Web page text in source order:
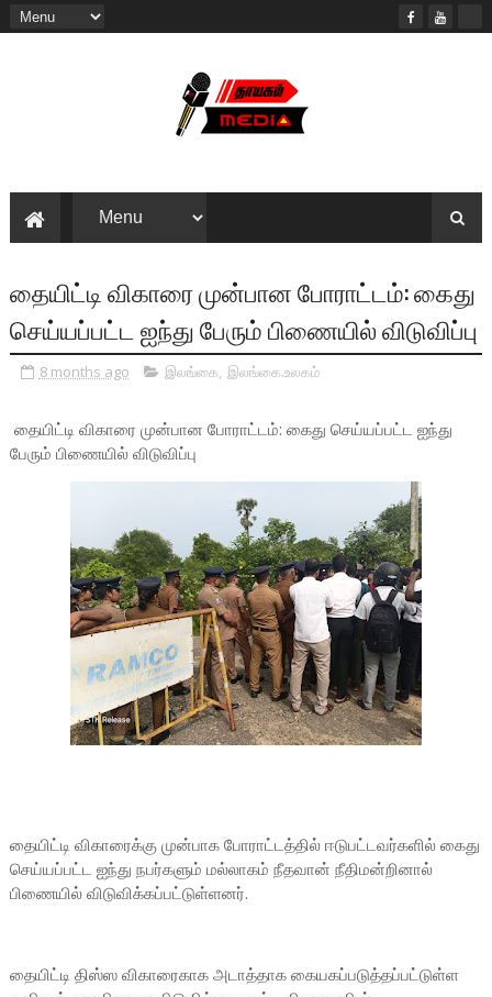
தையிட்டி விகாரை முன்பான போராட்டம்: கைது
செய்யப்பட்ட ஐந்து பேரும் பிணையில் விடுவிப்பு
8 months ago இலங்கை, இலங்கை.உலகம்
தையிட்டி விகாரை முன்பான போராட்டம்: கைது செய்யப்பட்ட ஐந்து
பேரும் பிணையில் விடுவிப்பு
தையிட்டி விகாரைக்கு முன்பாக போராட்டத்தில் ஈடுபட்டவர்களில் கைது
செய்யப்பட்ட ஐந்து நபர்களும் மல்லாகம் நீதவான் நீதிமன்றினால்
பிணையில் விடுவிக்கப்பட்டுள்ளனர்.
தையிட்டி திஸ்ஸ விகாரைகாக அடாத்தாக கையகப்படுத்தப்பட்டுள்ள